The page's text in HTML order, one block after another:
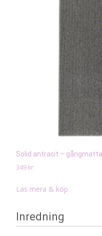
Solid antracit –
349 kr
Läs mera & köp
Inredning